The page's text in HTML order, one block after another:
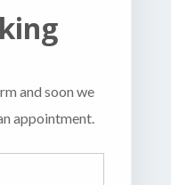
and soon we
appointment.